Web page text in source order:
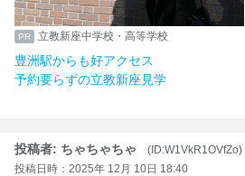
立教新座中学校・高等学校
豊洲駅からも好アクセス
予約要らずの立教新座見学
投稿者: ちゃちゃちゃ
(ID:W1VkR1OVfZo)
投稿日時：2025年 12月 10日 18:40